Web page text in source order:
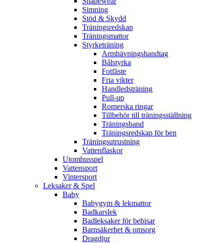
Simning
Stöd & Skydd
Träningsredskap
Träningsmattor
Styrketräning
Armhävningshandtag
Bålstyrka
Fotfäste
Fria vikter
Handledsträning
Pull-up
Romerska ringar
Tillbehör till träningsställning
Träningsband
Träningsredskap för ben
Träningsutrustning
Vattenflaskor
Utomhusspel
Vattensport
Vintersport
Leksaker & Spel
Baby
Babygym & lekmattor
Badkarslek
Badleksaker för bebisar
Barnsäkerhet & omsorg
Dragdjur